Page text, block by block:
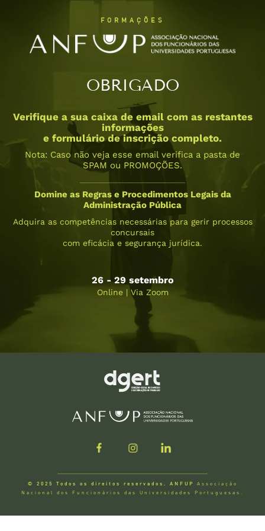
FORMAÇÕES
OBRIGADO
Verifique a sua caixa de email com as restantes
informações
e formulário de inscrição completo.
Nota: Caso não veja esse email verifica a pasta de
SPAM ou PROMOÇÕES.
Domine as Regras e Procedimentos Legais da
Administração Pública
Adquira as competências necessárias para gerir processos
concursais
com eficácia e segurança jurídica.
26 - 29 setembro
Online | Via Zoom
© 2025 Todos os direitos reservados. ANFUP
Associação
Nacional dos Funcionários das Universidades Portuguesas.